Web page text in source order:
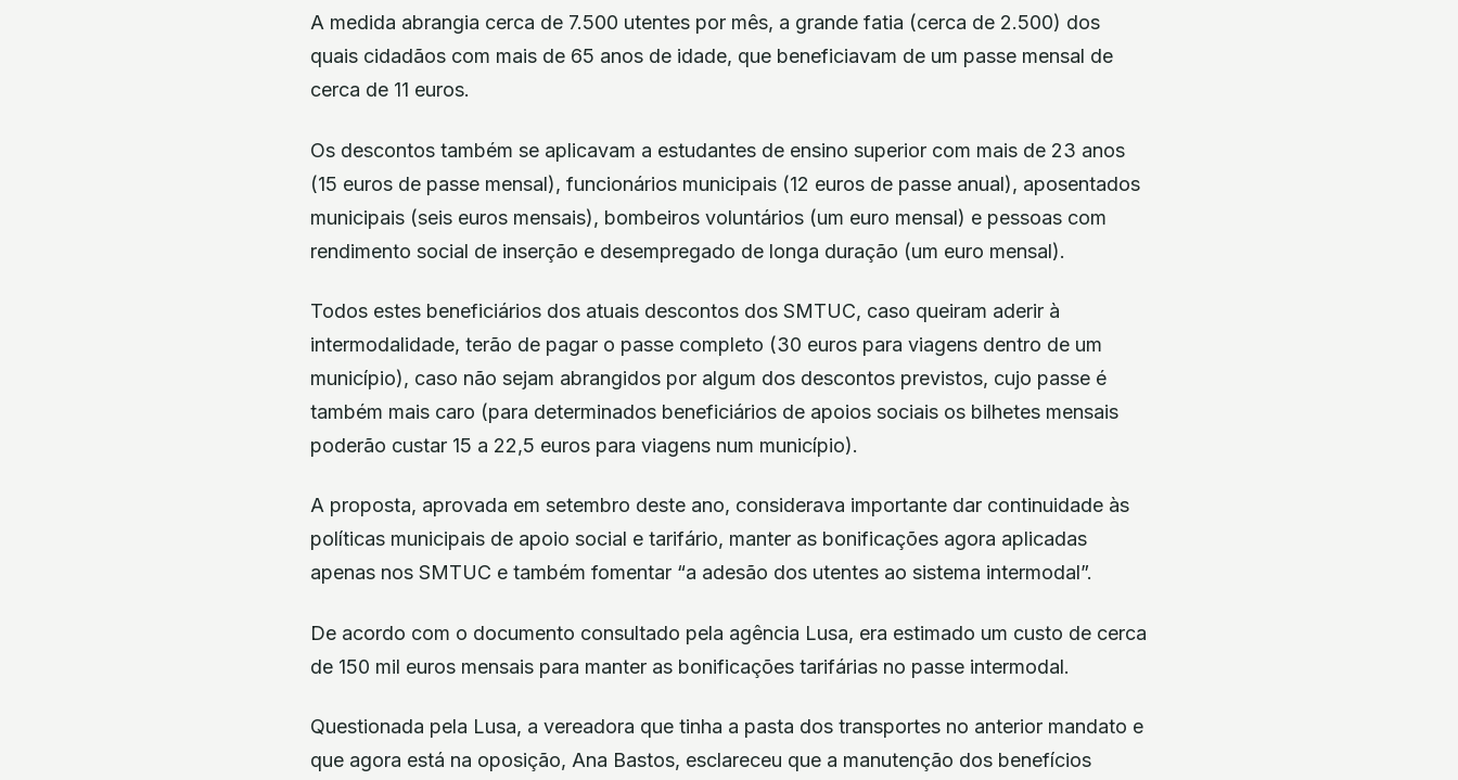
A medida abrangia cerca de 7.500 utentes por mês, a grande fatia (cerca de 2.500) dos
quais cidadãos com mais de 65 anos de idade, que beneficiavam de um passe mensal de
cerca de 11 euros.
Os descontos também se aplicavam a estudantes de ensino superior com mais de 23 anos
(15 euros de passe mensal), funcionários municipais (12 euros de passe anual), aposentados
municipais (seis euros mensais), bombeiros voluntários (um euro mensal) e pessoas com
rendimento social de inserção e desempregado de longa duração (um euro mensal).
Todos estes beneficiários dos atuais descontos dos SMTUC, caso queiram aderir à
intermodalidade, terão de pagar o passe completo (30 euros para viagens dentro de um
município), caso não sejam abrangidos por algum dos descontos previstos, cujo passe é
também mais caro (para determinados beneficiários de apoios sociais os bilhetes mensais
poderão custar 15 a 22,5 euros para viagens num município).
A proposta, aprovada em setembro deste ano, considerava importante dar continuidade às
políticas municipais de apoio social e tarifário, manter as bonificações agora aplicadas
apenas nos SMTUC e também fomentar “a adesão dos utentes ao sistema intermodal”.
De acordo com o documento consultado pela agência Lusa, era estimado um custo de cerca
de 150 mil euros mensais para manter as bonificações tarifárias no passe intermodal.
Questionada pela Lusa, a vereadora que tinha a pasta dos transportes no anterior mandato e
que agora está na oposição, Ana Bastos, esclareceu que a manutenção dos benefícios